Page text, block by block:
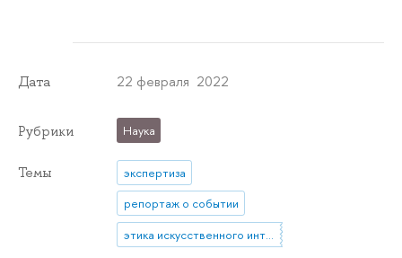
Дата 22 февраля 2022
Рубрики Наука
Темы
экспертиза
репортаж о событии
этика искусственного интеллекта